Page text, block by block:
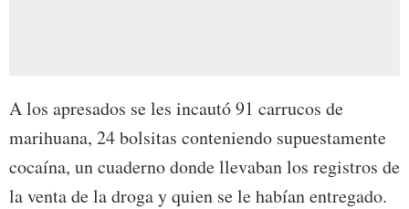
A los apresados se les incautó 91 carrucos de
marihuana, 24 bolsitas conteniendo supuestamente
cocaína, un cuaderno donde llevaban los registros de
la venta de la droga y quien se le habían entregado.